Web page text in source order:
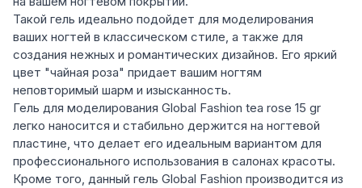
Такой гель идеально подойдет для моделирования
ваших ногтей в классическом стиле, а также для
создания нежных и романтических дизайнов. Его яркий
цвет "чайная роза" придает вашим ногтям
неповторимый шарм и изысканность.
Гель для моделирования Global Fashion tea rose 15 gr
легко наносится и стабильно держится на ногтевой
пластине, что делает его идеальным вариантом для
профессионального использования в салонах красоты.
Кроме того, данный гель Global Fashion производится из